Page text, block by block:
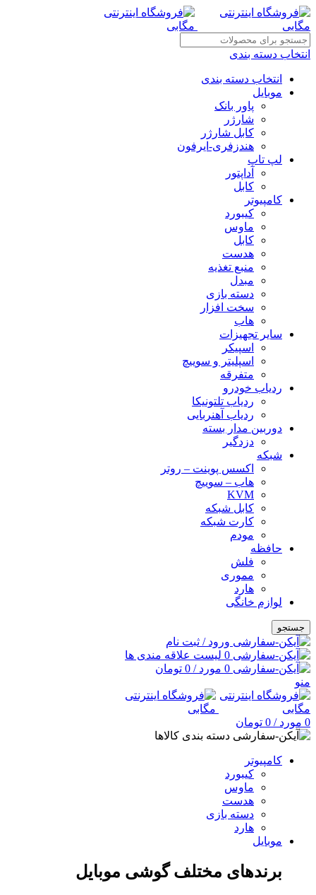
انتخاب دسته بندی
انتخاب دسته بندی
موبایل
پاور بانک
شارژر
کابل شارژر
هندزفری-ایرفون
لپ تاپ
آداپتور
کابل
کامپیوتر
کیبورد
ماوس
کابل
هدست
منبع تغذیه
مبدل
دسته بازی
سخت افزار
هاب
سایر تجهیزات
اسپیکر
اسپلیتر و سوییچ
متفرقه
ردیاب خودرو
ردیاب تلتونیکا
ردیاب آهنربایی
دوربین مدار بسته
دزدگیر
شبکه
اکسس پوینت – روتر
هاب – سوییچ
KVM
کابل شبکه
کارت شبکه
مودم
حافظه
فلش
مموری
هارد
لوازم خانگی
جستجو
ورود / ثبت نام
0 لیست علاقه مندی ها
0 مورد/
0 تومان
منو
0 مورد/
0 تومان
دسته بندی کالاها
کامپیوتر
کیبورد
ماوس
هدست
دسته بازی
هارد
موبایل
برندهای مختلف گوشی موبایل